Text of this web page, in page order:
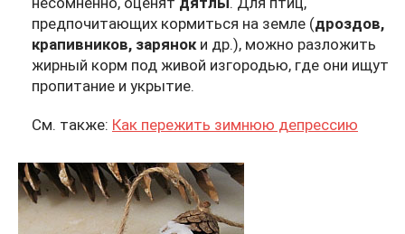
предпочитающих кормиться на земле (дроздов,
крапивников, зарянок и др.), можно разложить
жирный корм под живой изгородью, где они ищут
пропитание и укрытие.
См. также: Как пережить зимнюю депрессию